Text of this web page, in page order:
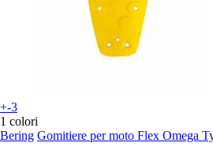
+-3
1 colori
Bering Gomitiere per moto Flex Omega